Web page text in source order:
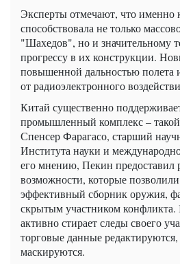
Эксперты отмечают, что именно
способствовала не только
"Шахедов", но и значительному
прогрессу в их конструкции.
повышенной дальностью полета
от радиоэлектронного
Китай существенно
промышленный комплекс –
Спенсер Фарагасо, старший
Института науки и
его мнению, Пекин предоставил
возможности, которые
эффективный сборник оружия,
скрытым участником
активно стирает следы своего
торговые данные
маскируются.